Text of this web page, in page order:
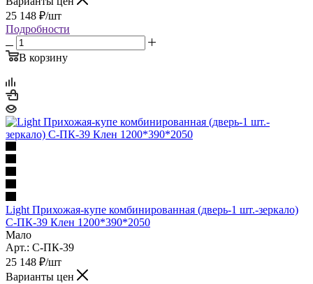
25 148 ₽/шт
Подробности
В корзину
Light Прихожая-купе комбинированная (дверь-1 шт.-зеркало)
С-ПК-39 Клен 1200*390*2050
Мало
Арт.: С-ПК-39
25 148 ₽/шт
Варианты цен